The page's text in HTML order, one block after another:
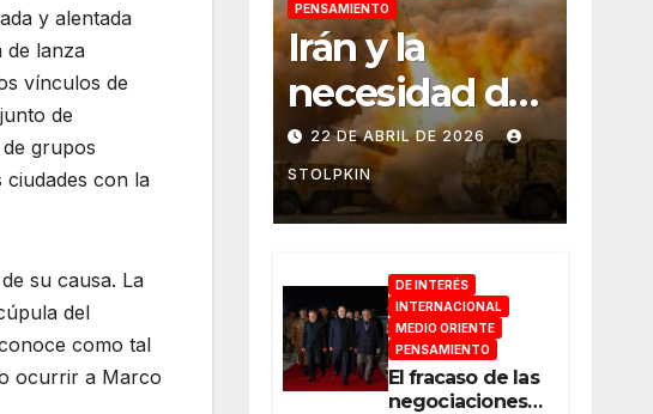
y alentada
de lanza
vínculos de
de
grupos
ciudades con la
su causa. La
del
como tal
ocurrir a Marco
PENSAMIENTO
Irán y la
necesidad de
retomar la
iniciativa
militar
22 DE ABRIL DE 2026
STOLPKIN
DE INTERÉS
INTERNACIONAL
MEDIO ORIENTE
PENSAMIENTO
El fracaso de las
negociaciones